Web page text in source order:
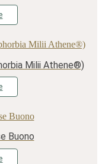
Milii Athene®)
Buono